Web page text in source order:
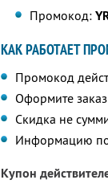
Промокод:
КАК РАБОТАЕТ
Промокод
Оформите
Скидка не
Информацию по
Купон